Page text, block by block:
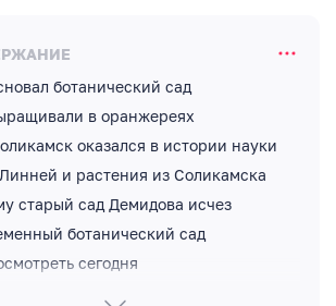
ботанический сад
в оранжереях
оказался в истории науки
и растения из Соликамска
старый сад Демидова исчез
ботанический сад
сегодня